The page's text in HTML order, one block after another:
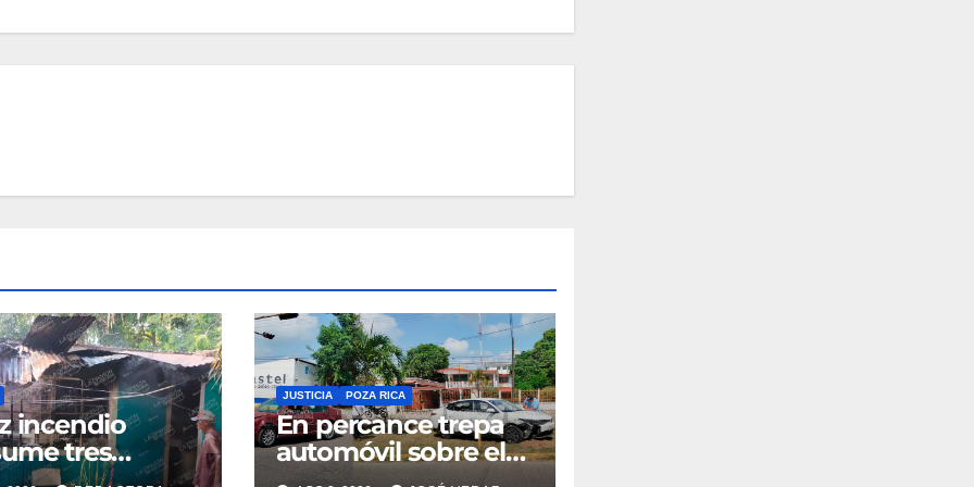
incendio
tres
de una
JUSTICIA POZA RICA
En percance trepa
automóvil sobre el
camellón